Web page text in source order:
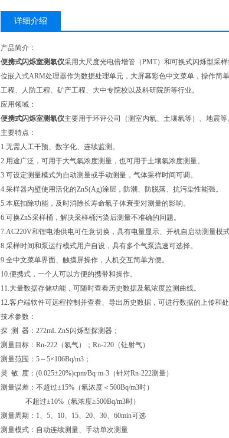
详细介绍
产品简介：
便携式闪烁室测氡仪采用大尺度光电倍增管（PMT）和可换式闪烁型采
位嵌入式ARM处理器作为数据处理单元，大屏幕彩色中文菜单，操作简
工程、人防工程、矿产工程、大中专院校以及科研院所等行业。
应用领域：
便携式闪烁室测氡仪主要用于环评公司（测室内氡、土壤氡等）、地震等
主要特点：
1.无需人工干预、数字化、连续监测。
2.用途广泛，可用于大气氡浓度测量，也可用于土壤氡浓度测量。
3.可设定测量模式为自动测量或手动测量，气体采样时间可调。
4.采样器内壁使用活化的ZnS(Ag)涂层，防潮、防脱落、抗污染性能强。
5.本底扣除功能，及时消除长寿命氡子体衰变对测量的影响。
6.可换ZnS采样桶，解决采样桶污染后测量不准确的问题。
7.AC220V和锂电池供电可任意切换，具有电量显示、开机自启动测量模式
8.采样时间和泵运行模式用户自设，具有多个气泵流速可选择。
9.全中文菜单界面、触摸屏操作，人机交互简单方便。
10.便携式，一个人可以方便的携带和操作。
11.大量数据存储功能，可随时查看历史数据及氡浓度监测曲线。
12.客户端软件可远程控制并查看、导出历史数据，可进行数据的上传和处
技术参数：
探 测 器：272mL ZnS闪烁型探测器；
测量目标：Rn-222（氡气）；Rn-220（钍射气）
测量范围：5～5×106Bq/m3；
灵 敏 度：(0.025±20%)cpm/Bq·m-3（针对Rn-222测量）
测量误差：不超过±15%（氡浓度＜500Bq/m3时）
不超过±10%（氡浓度≥500Bq/m3时）
测量周期：1、5、10、15、20、30、60min可选
测量模式：自动连续测量、手动单次测量